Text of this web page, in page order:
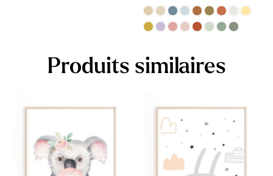
Produits similaires